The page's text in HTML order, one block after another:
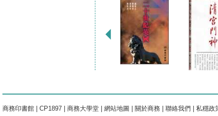
商務印書館 CP1897 商務大學堂 網站地圖 關於商務 聯絡我們
私穩政